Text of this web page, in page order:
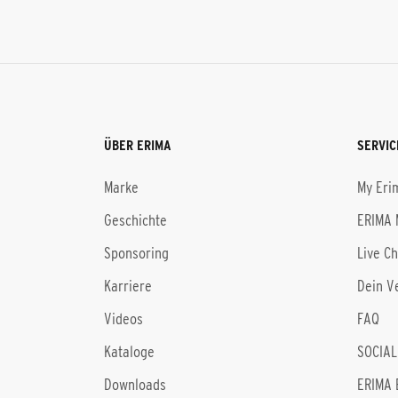
ÜBER ERIMA
Marke
Geschichte
Sponsoring
Karriere
Videos
Kataloge
Downloads
My
Live
Dein
FAQ